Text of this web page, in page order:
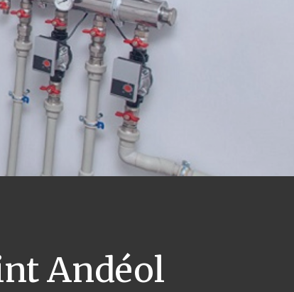
Andéol